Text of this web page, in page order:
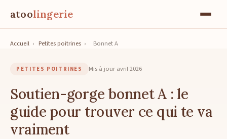
atoolingerie
Accueil › Petites poitrines › Bonnet A
PETITES POITRINES Mis à jour avril 2026
Soutien-gorge bonnet A : le
guide pour trouver ce qui te va
vraiment